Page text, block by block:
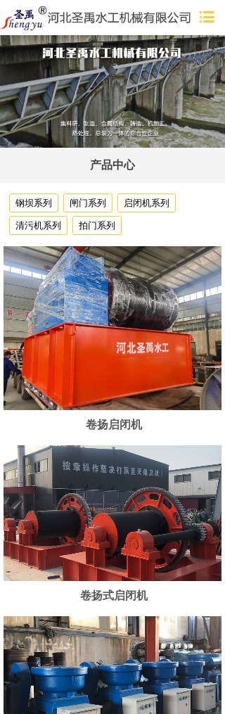
产品中心
钢坝系列 闸门系列 启闭机系列
清污机系列 拍门系列
卷扬启闭机
卷扬式启闭机